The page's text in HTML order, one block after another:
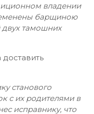
владении
барщиною
двух тамошних
станового
с их родителями в
исправнику, что